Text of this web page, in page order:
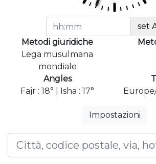
set
Metodi giuridiche
Lega musulmana
mondiale
Angles
Fajr : 18° | Isha : 17°
Impostazioni